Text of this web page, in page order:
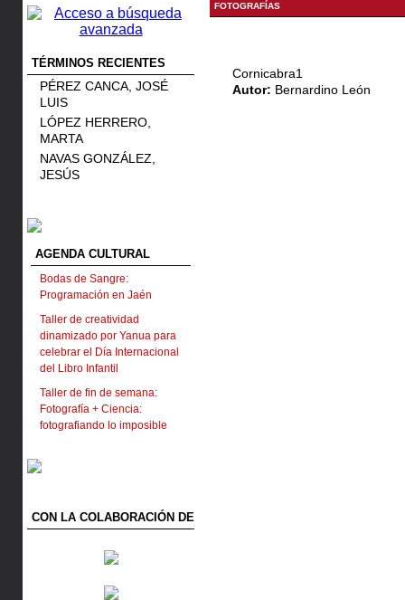
TÉRMINOS RECIENTES
PÉREZ CANCA, JOSÉ
LUIS
LÓPEZ HERRERO,
MARTA
NAVAS GONZÁLEZ,
JESÚS
AGENDA CULTURAL
Bodas de Sangre:
Programación en Jaén
Taller de creatividad
dinamizado por Yanua para
celebrar el Día Internacional
del Libro Infantil
Taller de fin de semana:
Fotografía + Ciencia:
fotografiando lo imposible
CON LA COLABORACIÓN DE
FOTOGRAFÍAS
Cornicabra1
Autor: Bernardino León